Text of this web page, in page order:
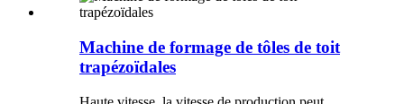
Machine de formage de tôles de toit
trapézoïdales